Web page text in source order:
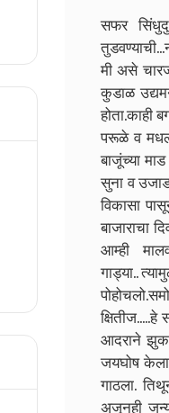
सफर
मी असे
कुडाळ
होता.काही
परूळे व
बाजूंच्या
सुना व
विकासा
बाजाराचा
आम्ही
गाड्या..
आदराने
जयघोष
गाठला.